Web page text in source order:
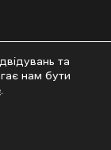
та
нам бути